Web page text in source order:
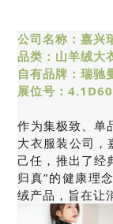
公司名称：嘉兴
品类：山羊绒大
自有品牌：瑞驰
展位号：
作为集极致、单
大衣服装公司，
己任，推出了经
归真”的健康理
绒产品，旨在让